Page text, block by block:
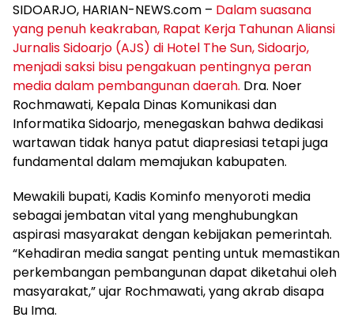
SIDOARJO, HARIAN-NEWS.com – Dalam suasana
yang penuh keakraban, Rapat Kerja Tahunan Aliansi
Jurnalis Sidoarjo (AJS) di Hotel The Sun, Sidoarjo,
menjadi saksi bisu pengakuan pentingnya peran
media dalam pembangunan daerah. Dra. Noer
Rochmawati, Kepala Dinas Komunikasi dan
Informatika Sidoarjo, menegaskan bahwa dedikasi
wartawan tidak hanya patut diapresiasi tetapi juga
fundamental dalam memajukan kabupaten.
Mewakili bupati, Kadis Kominfo menyoroti media
sebagai jembatan vital yang menghubungkan
aspirasi masyarakat dengan kebijakan pemerintah.
“Kehadiran media sangat penting untuk memastikan
perkembangan pembangunan dapat diketahui oleh
masyarakat,” ujar Rochmawati, yang akrab disapa
Bu Ima.